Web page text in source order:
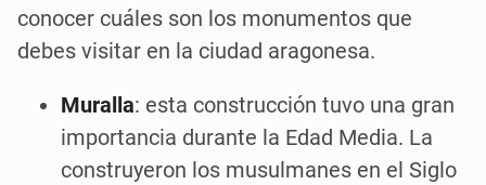
conocer cuáles son los monumentos que
debes visitar en la ciudad aragonesa.
Muralla: esta construcción tuvo una gran
importancia durante la Edad Media. La
construyeron los musulmanes en el Siglo